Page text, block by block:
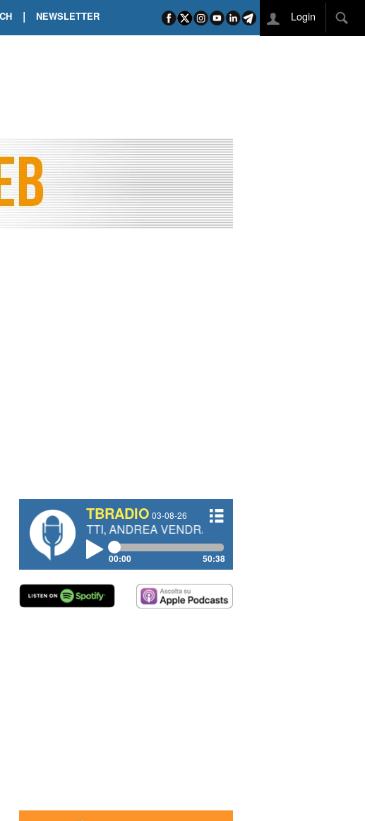
MERLETTE INCORONA CARAPAZ
TRIONFO DI PHILIPSEN SU SCHMID E KOOIJ
| NEWSLETTER Login
TBRADIO 03-08-26
ANDREA VENDRAME, FILIPPO FIORELLI
00:00 50:38